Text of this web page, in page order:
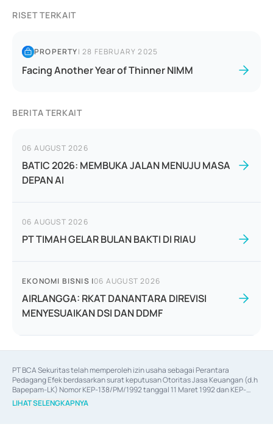
RISET TERKAIT
PROPERTY|28 FEBRUARY 2025
Facing Another Year of Thinner NIMM
BERITA TERKAIT
06 AUGUST 2026
BATIC 2026: MEMBUKA JALAN MENUJU MASA
DEPAN AI
06 AUGUST 2026
PT TIMAH GELAR BULAN BAKTI DI RIAU
EKONOMI BISNIS |06 AUGUST 2026
AIRLANGGA: RKAT DANANTARA DIREVISI
MENYESUAIKAN DSI DAN DDMF
PT BCA Sekuritas telah memperoleh izin usaha sebagai Perantara
Pedagang Efek berdasarkan surat keputusan Otoritas Jasa Keuangan (d.h
Bapepam-LK) Nomor KEP-138/PM/1992 tanggal 11 Maret 1992 dan KEP-
06/D.04/2014 tanggal 28 Februari 2014, izin usaha sebagai Penjamin Emisi
Efek berdasarkan surat keputusan Otoritas Jasa Keuangan Nomor KEP-
LIHAT SELENGKAPNYA